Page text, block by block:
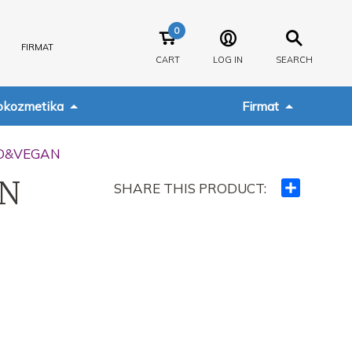
FIRMAT
CART
0
LOG IN SEARCH
Firmat
SHARE THIS PRODUCT: